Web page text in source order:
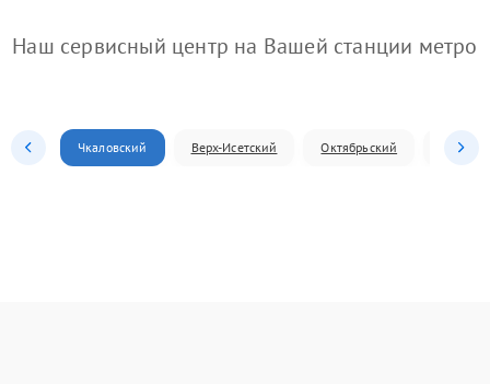
Наш сервисный центр на Вашей станции метро
Чкаловский Верх-Исетский Октябрьский